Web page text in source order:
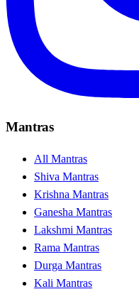
Mantras
All Mantras
Shiva Mantras
Krishna Mantras
Ganesha Mantras
Lakshmi Mantras
Rama Mantras
Durga Mantras
Kali Mantras